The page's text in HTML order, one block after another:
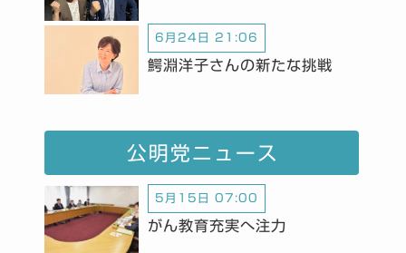
6月24日 21:06
鰐淵洋子さんの新たな挑戦
公明党ニュース
5月15日 07:00
がん教育充実へ注力